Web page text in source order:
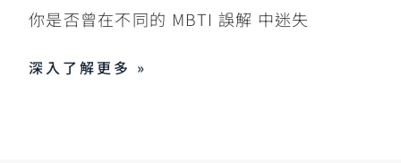
你是否曾在不同的 MBTI 誤解 中迷失
深入了解更多 »